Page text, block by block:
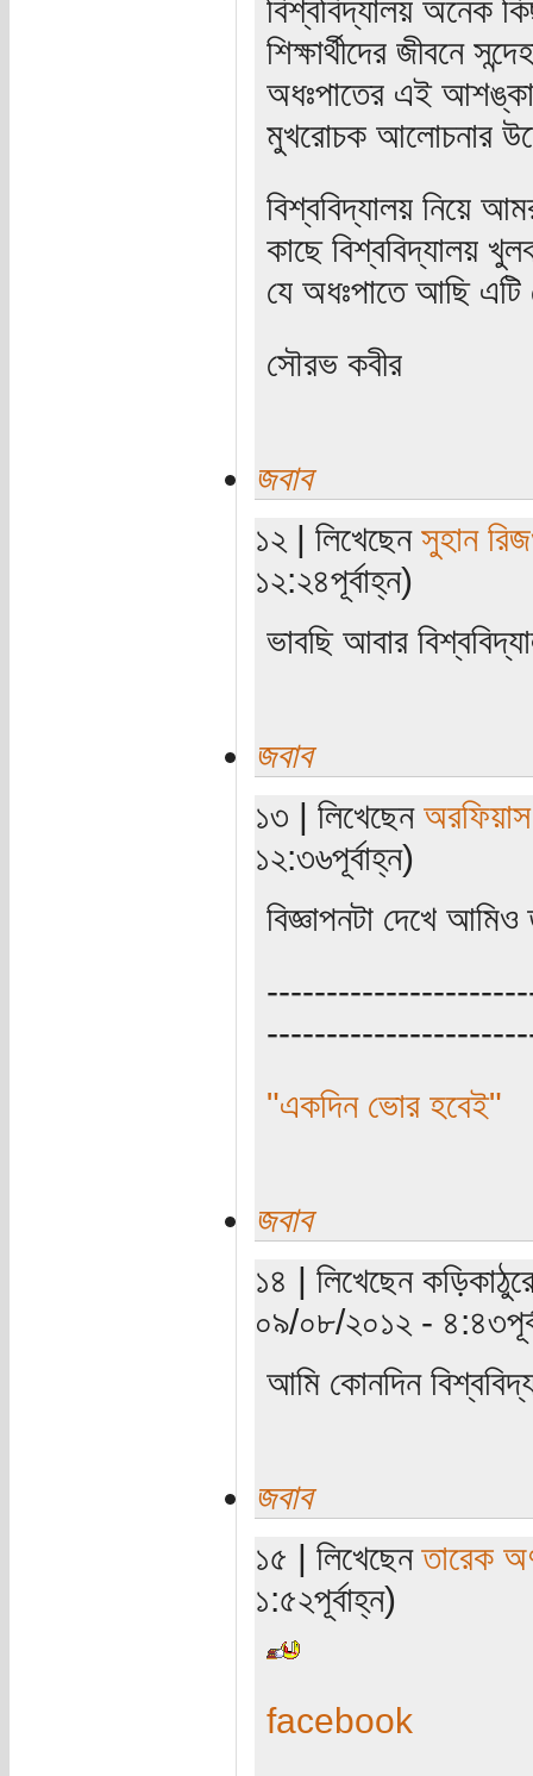
বিশ্ববিদ্যালয় অনেক
শিক্ষার্থীদের জীবনে
অধঃপাতের এই
মুখরোচক আলোচনার
বিশ্ববিদ্যালয় নিয়ে
কাছে বিশ্ববিদ্যালয়
যে অধঃপাতে আছি
সৌরভ কবীর
জবাব
১২ | লিখেছেন সুহান
১২:২৪পূর্বাহ্ন)
ভাবছি আবার
জবাব
১৩ | লিখেছেন অরফিয়াস
১২:৩৬পূর্বাহ্ন)
বিজ্ঞাপনটা দেখে
"একদিন ভোর হবেই"
জবাব
১৪ | লিখেছেন
০৯/০৮/২০১২ -
আমি কোনদিন
জবাব
১৫ | লিখেছেনতারেক
১:৫২পূর্বাহ্ন)
facebook